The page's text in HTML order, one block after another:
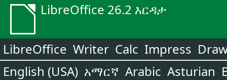
LibreOffice 26.2 እርዳታ
LibreOffice Writer Calc Impress
English (USA) አማርኛ Arabic Asturian